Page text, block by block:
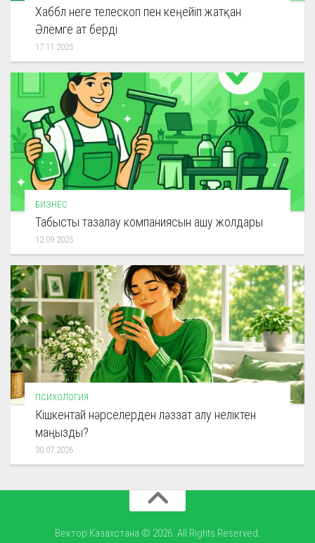
Хаббл неге телескоп пен кеңейіп жатқан
Әлемге ат берді
17.11.2025
БИЗНЕС
Табысты тазалау компаниясын ашу жолдары
12.09.2025
ПСИХОЛОГИЯ
Кішкентай нәрселерден ләззат алу неліктен
маңызды?
30.07.2026
Вектор Казахстана © 2026. All Rights Reserved.